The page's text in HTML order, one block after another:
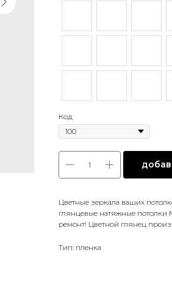
Код
Цветные зеркала ваших
глянцевые натяжные потолки
ремонт! Цветной глянец
Тип: пленка